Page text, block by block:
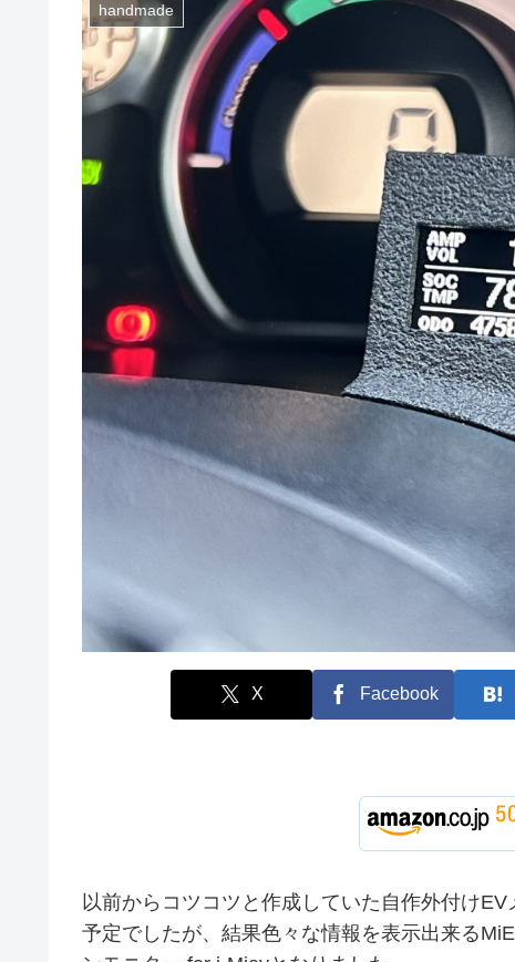
handmade
X Facebook
以前からコツコツと作成していた自作外付け
予定でしたが、結果色々な情報を表示出来る